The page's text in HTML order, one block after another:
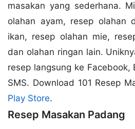
masakan yang sederhana.
olahan ayam, resep olahan
ikan, resep olahan mie,
dan olahan ringan lain.
resep langsung ke Facebook,
SMS. Download 101 Resep
Play Store.
Resep Masakan Padang